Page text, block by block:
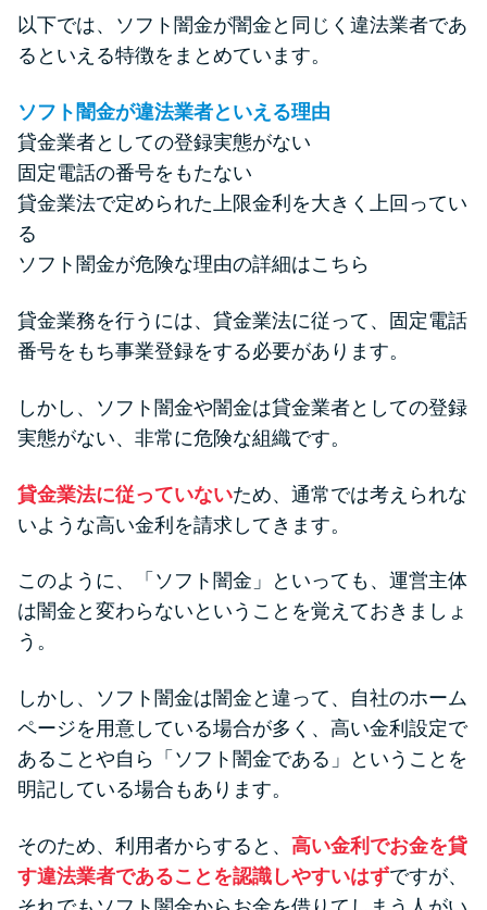
街金とは？絶対審査通る？借金
に悩む人へ街金をおすすめしな
質屋でお金を借りるには？年利
やシステムをカードローンと比
較
未成年でもお金を借りられる？
る？
学生がお金を借りる方法は？親
へのバレにくさや将来への影響
を解説
ソフト闇金とは？悪質な手口に
090金融（闇金）からお金を借り
申し込みブラックとは?判断の目
安や審査に通らない理由
ブラックでもお金を借りるに
は？3つの判断基準と工面法
以下では、ソフト闇金が闇金と同じく違法業者であ
るといえる特徴をまとめています。
ソフト闇金が違法業者といえる理由
貸金業者としての登録実態がない
固定電話の番号をもたない
貸金業法で定められた上限金利を大きく上回ってい
る
ソフト闇金が危険な理由の詳細はこちら
貸金業務を行うには、貸金業法に従って、固定電話
番号をもち事業登録をする必要があります。
しかし、ソフト闇金や闇金は貸金業者としての登録
実態がない、非常に危険な組織です。
貸金業法に従っていないため、通常では考えられな
いような高い金利を請求してきます。
このように、「ソフト闇金」といっても、運営主体
は闇金と変わらないということを覚えておきましょ
う。
しかし、ソフト闇金は闇金と違って、自社のホーム
ページを用意している場合が多く、高い金利設定で
あることや自ら「ソフト闇金である」ということを
明記している場合もあります。
そのため、利用者からすると、 高い金利でお金を貸
す違法業者であることを認識しやすいはずですが、